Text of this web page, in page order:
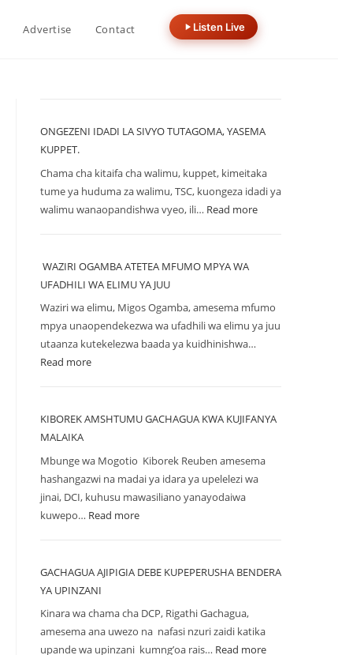
Advertise Contact Listen Live
ONGEZENI IDADI LA SIVYO TUTAGOMA, YASEMA
KUPPET.
Chama cha kitaifa cha walimu, kuppet, kimeitaka
tume ya huduma za walimu, TSC, kuongeza idadi ya
walimu wanaopandishwa vyeo, ili… Read more
WAZIRI OGAMBA ATETEA MFUMO MPYA WA
UFADHILI WA ELIMU YA JUU
Waziri wa elimu, Migos Ogamba, amesema mfumo
mpya unaopendekezwa wa ufadhili wa elimu ya juu
utaanza kutekelezwa baada ya kuidhinishwa…
Read more
KIBOREK AMSHTUMU GACHAGUA KWA KUJIFANYA
MALAIKA
Mbunge wa Mogotio Kiborek Reuben amesema
hashangazwi na madai ya idara ya upelelezi wa
jinai, DCI, kuhusu mawasiliano yanayodaiwa
kuwepo… Read more
GACHAGUA AJIPIGIA DEBE KUPEPERUSHA BENDERA
YA UPINZANI
Kinara wa chama cha DCP, Rigathi Gachagua,
amesema ana uwezo na nafasi nzuri zaidi katika
upande wa upinzani kumng’oa rais… Read more